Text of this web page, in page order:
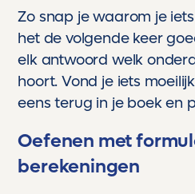
Zo snap je waarom je
het de volgende keer
elk antwoord welk
hoort. Vond je iets
eens terug in je boek en
Oefenen met
berekeningen